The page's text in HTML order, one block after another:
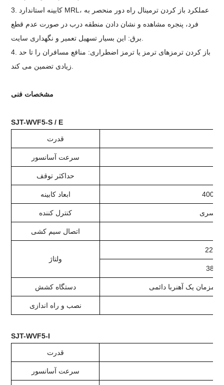
3. کابینه استاندارد MRL، عملکرد باز کردن ترمینال راه دور منحصر به
فرد، پنجره مشاهده و نشان دادن منطقه درب در صورت عدم قطع
4. باز کردن ترمزهای ترمز یا ترمز اضطراری: منافع مسافران را تا حد
مشخصات فنی
SJT-WVF5-S / E
قدرت
سرعت آسانسور
حداکثر توقف
ابعاد کابینه
کنترل کننده
اتصال سیم کشی
ولتاژ
دستگاه کشش یک آهنربا دائمی
نصب و راه اندازی
SJT-WVF5-I
قدرت
سرعت آسانسور